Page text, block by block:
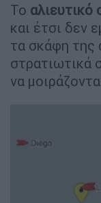
Το αλιευτικό
και έτσι δεν
τα σκάφη της
στρατιωτικά
να